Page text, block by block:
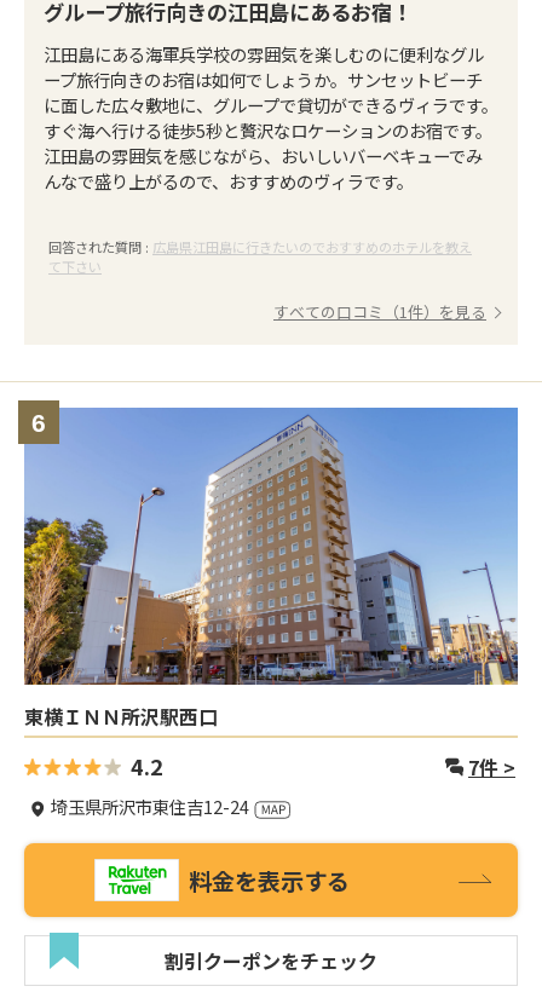
グループ旅行向きの江田島にあるお宿！
江田島にある海軍兵学校の雰囲気を楽しむのに便利なグル
ープ旅行向きのお宿は如何でしょうか。サンセットビーチ
に面した広々敷地に、グループで貸切ができるヴィラです。
すぐ海へ行ける徒歩5秒と贅沢なロケーションのお宿です。
江田島の雰囲気を感じながら、おいしいバーベキューでみ
んなで盛り上がるので、おすすめのヴィラです。
回答された質問 : 広島県江田島に行きたいのでおすすめのホテルを教え
て下さい
すべての口コミ（1件）を見る
6
東横ＩＮＮ所沢駅西口
4.2 7件 >
埼玉県所沢市東住吉12-24
料金を表示する
割引クーポンをチェック